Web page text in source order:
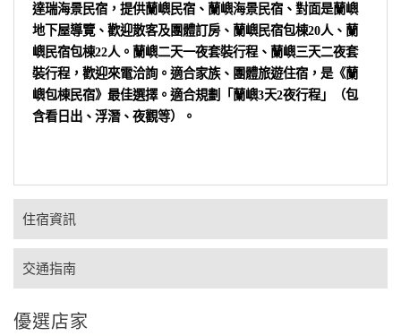
達瑞海景民宿，提供蘭嶼民宿、蘭嶼海景民宿、對面是蘭嶼
地下屋導覽、歡迎散客及團體訂房、蘭嶼民宿包棟20人、蘭
嶼民宿包棟22人。蘭嶼二天一夜套裝行程、蘭嶼三天二夜套
裝行程，歡迎來電洽詢。適合家族、團體旅遊住宿，是《蘭
嶼包棟民宿》最佳選擇。適合規劃「蘭嶼3天2夜行程」（包
含看日出、浮潛、夜觀等）。
住宿資訊
交通指南
優選店家